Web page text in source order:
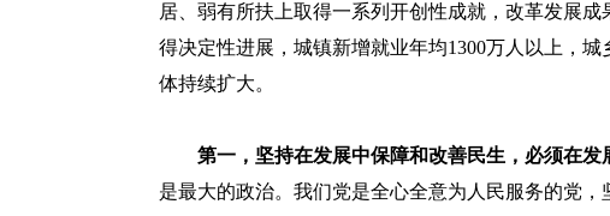
居、弱有所扶上取得一系列开创性成就，改革发展
得决定性进展，城镇新增就业年均1300万人以上，
体持续扩大。
第一，坚持在发展中保障和改善民生，必须在发
是最大的政治。我们党是全心全意为人民服务的党